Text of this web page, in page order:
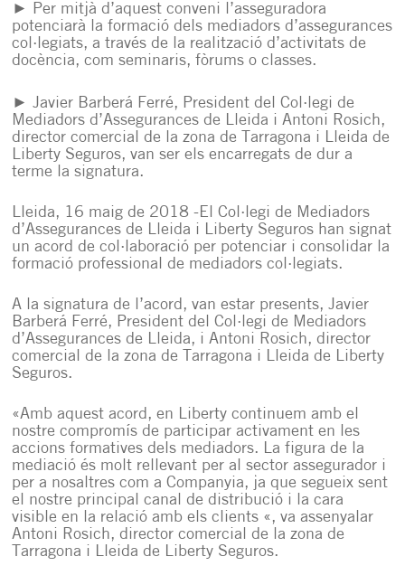
► Per mitjà d’aquest conveni l’asseguradora
potenciarà la formació dels mediadors d’assegurances
col·legiats, a través de la realització d’activitats de
docència, com seminaris, fòrums o classes.
► Javier Barberá Ferré, President del Col·legi de
Mediadors d’Assegurances de Lleida i Antoni Rosich,
director comercial de la zona de Tarragona i Lleida de
Liberty Seguros, van ser els encarregats de dur a
terme la signatura.
Lleida, 16 maig de 2018 -El Col·legi de Mediadors
d’Assegurances de Lleida i Liberty Seguros han signat
un acord de col·laboració per potenciar i consolidar la
formació professional de mediadors col·legiats.
A la signatura de l’acord, van estar presents, Javier
Barberá Ferré, President del Col·legi de Mediadors
d’Assegurances de Lleida, i Antoni Rosich, director
comercial de la zona de Tarragona i Lleida de Liberty
Seguros.
«Amb aquest acord, en Liberty continuem amb el
nostre compromís de participar activament en les
accions formatives dels mediadors. La figura de la
mediació és molt rellevant per al sector assegurador i
per a nosaltres com a Companyia, ja que segueix sent
el nostre principal canal de distribució i la cara
visible en la relació amb els clients «, va assenyalar
Antoni Rosich, director comercial de la zona de
Tarragona i Lleida de Liberty Seguros.